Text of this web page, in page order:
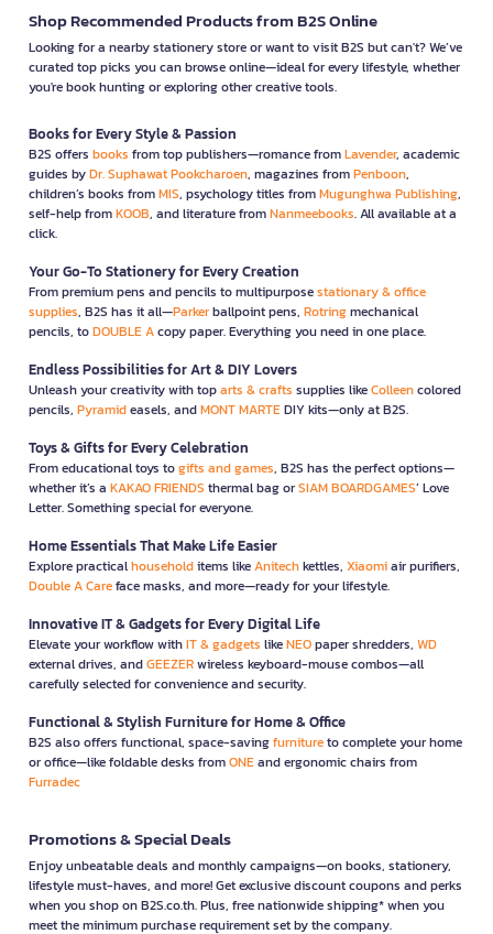
Shop Recommended Products from B2S Online
Looking for a nearby stationery store or want to visit B2S but can't? We’ve
curated top picks you can browse online—ideal for every lifestyle, whether
you're book hunting or exploring other creative tools.
Books for Every Style & Passion
B2S offers books from top publishers—romance fromLavender, academic
guides byDr. Suphawat Pookcharoen, magazines fromPenboon,
children’s books fromMIS, psychology titles fromMugunghwa Publishing,
self-help fromKOOB, and literature fromNanmeebooks. All available at a
click.
Your Go-To Stationery for Every Creation
From premium pens and pencils to multipurposestationary & office
supplies, B2S has it all—Parkerballpoint pens, Rotringmechanical
pencils, toDOUBLE Acopy paper. Everything you need in one place.
Endless Possibilities for Art & DIY Lovers
Unleash your creativity with toparts & crafts supplies likeColleencolored
pencils, Pyramideasels, andMONT MARTEDIY kits—only at B2S.
Toys & Gifts for Every Celebration
From educational toys togifts and games, B2S has the perfect options—
whether it’s a KAKAO FRIENDS thermal bag orSIAM BOARDGAMES’ Love
Letter. Something special for everyone.
Home Essentials That Make Life Easier
Explore practicalhouseholditems likeAnitechkettles, Xiaomiair purifiers,
Double A Careface masks, and more—ready for your lifestyle.
Innovative IT & Gadgets for Every Digital Life
Elevate your workflow withIT & gadgets likeNEOpaper shredders, WD
external drives, andGEEZERwireless keyboard-mouse combos—all
carefully selected for convenience and security.
Functional & Stylish Furniture for Home & Office
B2S also offers functional, space-savingfurnitureto complete your home
or office—like foldable desks fromONEand ergonomic chairs from
Furradec
Promotions & Special Deals
Enjoy unbeatable deals and monthly campaigns—on books, stationery,
lifestyle must-haves, and more! Get exclusive discount coupons and perks
when you shop on B2S.co.th. Plus, free nationwide shipping* when you
meet the minimum purchase requirement set by the company.